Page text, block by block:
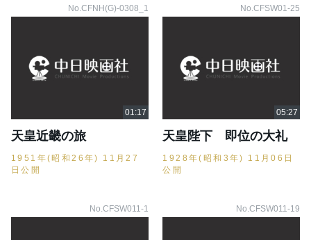
No.CFNH(G)-0308_1
天皇近畿の旅
1951年(昭和26年) 11月27
日公開
No.CFSW01-25
天皇陛下 即位の大礼
1928年(昭和3年) 11月06日
公開
No.CFSW011-1 No.CFSW011-19